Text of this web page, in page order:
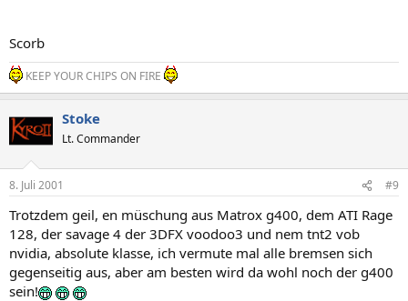
Scorb
KEEP YOUR CHIPS ON FIRE
Stoke
Lt. Commander
8. Juli 2001 #9
Trotzdem geil, en müschung aus Matrox g400, dem ATI Rage
128, der savage 4 der 3DFX voodoo3 und nem tnt2 vob
nvidia, absolute klasse, ich vermute mal alle bremsen sich
gegenseitig aus, aber am besten wird da wohl noch der g400
sein!